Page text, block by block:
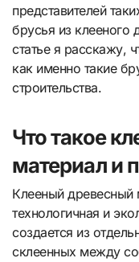
представителей
брусья из клееного
статье я расскажу,
как именно такие
строительства.
Что такое
материал и
Клееный древесный
технологичная и
создается из
склеенных между